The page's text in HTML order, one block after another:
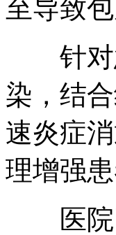
至导致
针对急
染，结
速炎症
理增强
医院引